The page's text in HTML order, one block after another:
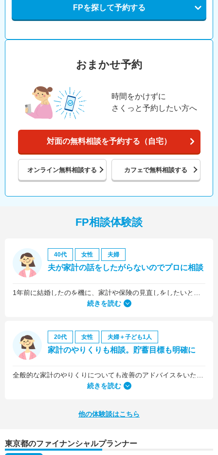
FPを探して予約する
おまかせ予約
時間をかけずに
さくっと予約したい方へ
対面の無料相談を予約する（自宅）
オンライン無料相談する カフェで無料相談する
FP相談体験談
40代 女性 夫婦
夫が家計の話をしたがらないのでプロに相談
続きを読む
20代 女性 夫婦＋子ども1人
家計のやりくりも相談。貯蓄目標も明確に
続きを読む
他の体験談はこちら
東京都のファイナンシャルプランナー